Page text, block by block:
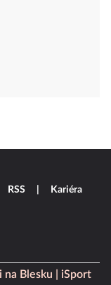
na Blesku
iSport
RSS Kariéra